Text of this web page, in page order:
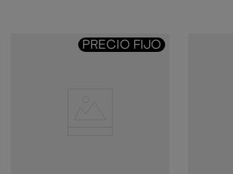
PRECIO FIJO